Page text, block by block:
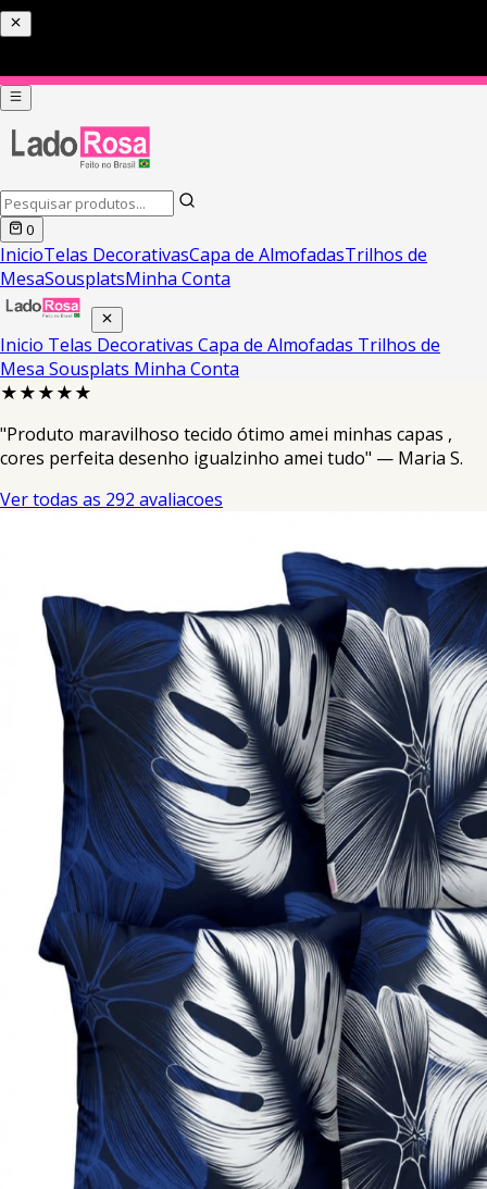
0
InicioTelas DecorativasCapa de AlmofadasTrilhos de
MesaSousplatsMinha Conta
Inicio Telas Decorativas Capa de Almofadas Trilhos de
Mesa Sousplats Minha Conta
★★★★★
"Produto maravilhoso tecido ótimo amei minhas capas ,
cores perfeita desenho igualzinho amei tudo" — Maria S.
Ver todas as 292 avaliacoes